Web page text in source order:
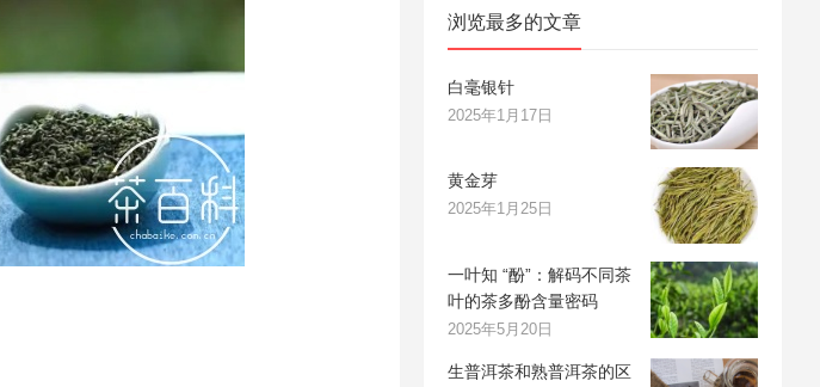
浏览最多的文章
白毫银针
2025年1月17日
黄金芽
2025年1月25日
一叶知 “酚”：解码不同茶
叶的茶多酚含量密码
2025年5月20日
生普洱茶和熟普洱茶的区